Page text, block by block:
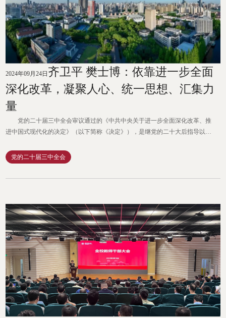
2024年09月24日 齐卫平 樊士博：依靠进一步全面
深化改革，凝聚人心、统一思想、汇集力
量
党的二十届三中全会审议通过的《中共中央关于进一步全面深化改革、推
进中国式现代化的决定》（以下简称《决定》），是继党的二十大后指导以中
建设现代中国、开创未来中国的战略大计，推进中国式现代化是掌握中国命
运、照亮中国前途的战略定位。《决定》贯彻党的二十大重大部署，学深悟透
党的二十届三中全会